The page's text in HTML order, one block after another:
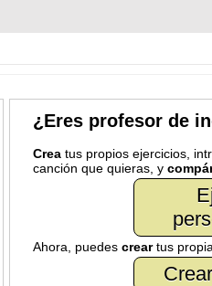
¿Eres profesor de
Creatus propios ejercicios,
canción que quieras, y
Ahora, puedes creartus